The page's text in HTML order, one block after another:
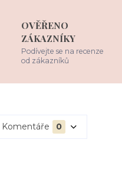
OVĚŘENO
ZÁKAZNÍKY
Podívejte se na recenze
od zákazníků
Komentáře 0